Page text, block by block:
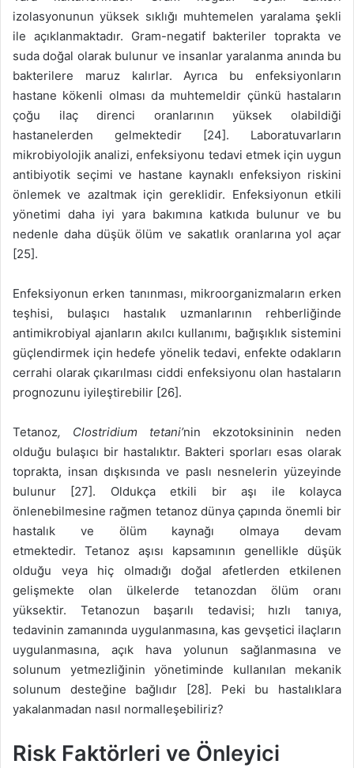
izolasyonunun yüksek sıklığı muhtemelen yaralama şekli
ile açıklanmaktadır. Gram-negatif bakteriler toprakta ve
suda doğal olarak bulunur ve insanlar yaralanma anında bu
bakterilere maruz kalırlar. Ayrıca bu enfeksiyonların
hastane kökenli olması da muhtemeldir çünkü hastaların
çoğu ilaç direnci oranlarının yüksek olabildiği
hastanelerden gelmektedir [24]. Laboratuvarların
mikrobiyolojik analizi, enfeksiyonu tedavi etmek için uygun
antibiyotik seçimi ve hastane kaynaklı enfeksiyon riskini
önlemek ve azaltmak için gereklidir. Enfeksiyonun etkili
yönetimi daha iyi yara bakımına katkıda bulunur ve bu
nedenle daha düşük ölüm ve sakatlık oranlarına yol açar
[25].
Enfeksiyonun erken tanınması, mikroorganizmaların erken
teşhisi, bulaşıcı hastalık uzmanlarının rehberliğinde
antimikrobiyal ajanların akılcı kullanımı, bağışıklık sistemini
güçlendirmek için hedefe yönelik tedavi, enfekte odakların
cerrahi olarak çıkarılması ciddi enfeksiyonu olan hastaların
prognozunu iyileştirebilir [26].
Tetanoz, Clostridium tetani’nin ekzotoksininin neden
olduğu bulaşıcı bir hastalıktır. Bakteri sporları esas olarak
toprakta, insan dışkısında ve paslı nesnelerin yüzeyinde
bulunur [27]. Oldukça etkili bir aşı ile kolayca
önlenebilmesine rağmen tetanoz dünya çapında önemli bir
hastalık ve ölüm kaynağı olmaya devam
etmektedir. Tetanoz aşısı kapsamının genellikle düşük
olduğu veya hiç olmadığı doğal afetlerden etkilenen
gelişmekte olan ülkelerde tetanozdan ölüm oranı
yüksektir. Tetanozun başarılı tedavisi; hızlı tanıya,
tedavinin zamanında uygulanmasına, kas gevşetici ilaçların
uygulanmasına, açık hava yolunun sağlanmasına ve
solunum yetmezliğinin yönetiminde kullanılan mekanik
solunum desteğine bağlıdır [28]. Peki bu hastalıklara
yakalanmadan nasıl normalleşebiliriz?
Risk Faktörleri ve Önleyici